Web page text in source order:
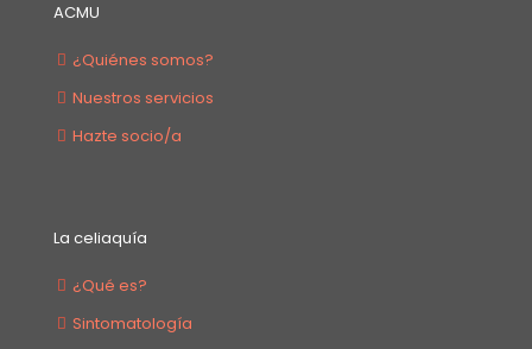
ACMU
¿Quiénes somos?
Nuestros servicios
Hazte socio/a
La celiaquía
¿Qué es?
Sintomatología